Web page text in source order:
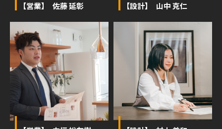
【営業】 佐藤 延彰 【設計】 山中 克仁